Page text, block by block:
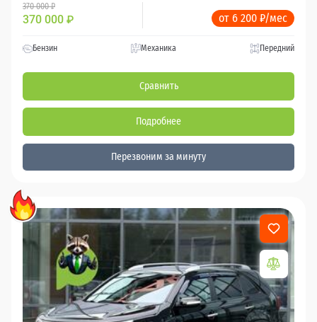
370 000 ₽
370 000 ₽ от 6 200 ₽/мес
Бензин Механика Передний
Сравнить
Подробнее
Перезвоним за минуту